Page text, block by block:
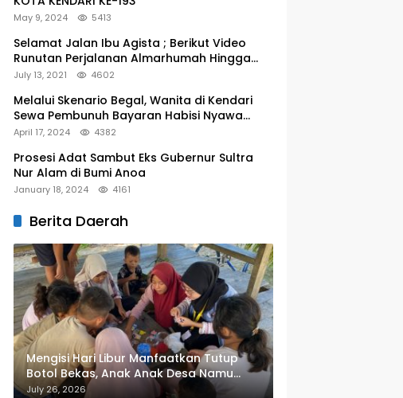
May 9, 2024 5413
Selamat Jalan Ibu Agista ; Berikut Video
Runutan Perjalanan Almarhumah Hingga
Menuju Peristirahatan Terakhir
July 13, 2021 4602
Melalui Skenario Begal, Wanita di Kendari
Sewa Pembunuh Bayaran Habisi Nyawa
Mertuanya
April 17, 2024 4382
Prosesi Adat Sambut Eks Gubernur Sultra
Nur Alam di Bumi Anoa
January 18, 2024 4161
Berita Daerah
Mengisi Hari Libur Manfaatkan Tutup
Botol Bekas, Anak Anak Desa Namu
Bikin Gantungan Kunci Bernilai Ekonomi
July 26, 2026